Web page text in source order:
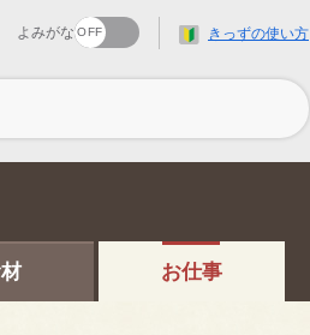
よみがな きっずの使い方
お仕事